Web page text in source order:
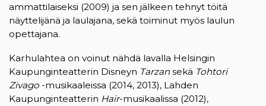
ammattilaiseksi (2009) ja sen jälkeen tehnyt töitä
näyttelijänä ja laulajana, sekä toiminut myös laulun
opettajana.
Karhulahtea on voinut nähdä lavalla Helsingin
Kaupunginteatterin Disneyn Tarzansekä Tohtori
Zivago -musikaaleissa (2014, 2013), Lahden
Kaupunginteatterin Hair-musikaalissa (2012),